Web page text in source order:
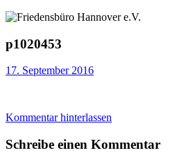
p1020453
17. September 2016
Kommentar hinterlassen
Schreibe einen Kommentar